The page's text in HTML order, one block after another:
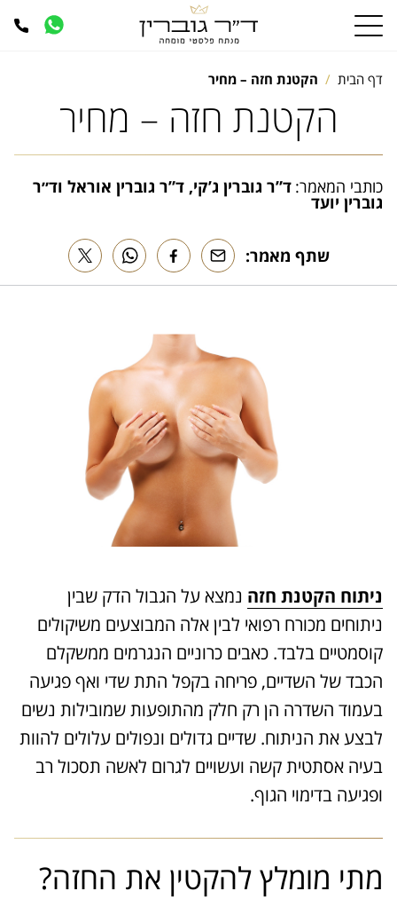
דף הבית הקטנת חזה – מחיר
הקטנת חזה – מחיר
כותבי המאמר: ד”ר גוברין ג’קי, ד”ר גוברין אוראל וד״ר
גוברין יועד
שתף מאמר:
ניתוח הקטנת חזה נמצא על הגבול הדק שבין
ניתוחים מכורח רפואי לבין אלה המבוצעים משיקולים
קוסמטיים בלבד. כאבים כרוניים הנגרמים ממשקלם
הכבד של השדיים, פריחה בקפל התת שדי ואף פגיעה
בעמוד השדרה הן רק חלק מהתופעות שמובילות נשים
לבצע את הניתוח. שדיים גדולים ונפולים עלולים להוות
בעיה אסתטית קשה ועשויים לגרום לאשה תסכול רב
ופגיעה בדימוי הגוף.
מתי מומלץ להקטין את החזה?